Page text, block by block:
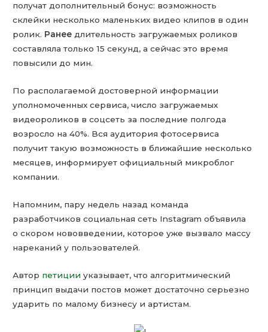
получат дополнительный бонус: возможность
склейки несколько маленьких видео клипов в один
ролик. Ранее длительность загружаемых роликов
составляла только 15 секунд, а сейчас это время
повысили до мин.
По располагаемой достоверной информации
уполномоченных сервиса, число загружаемых
видеороликов в соцсеть за последние полгода
возросло на 40%. Вся аудитория фотосервиса
получит такую возможность в ближайшие несколько
месяцев, информирует официальный микроблог
компании.
Напомним, пару недель назад команда
разработчиков социальная сеть Instagram объявила
о скором нововведении, которое уже вызвало массу
нареканий у пользователей.
Автор петиции указывает, что алгоритмический
принцип выдачи постов может достаточно серьезно
ударить по малому бизнесу и артистам.